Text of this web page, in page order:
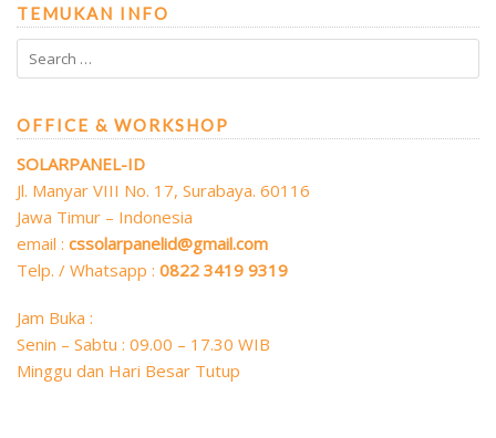
TEMUKAN INFO
OFFICE & WORKSHOP
SOLARPANEL-ID
Jl. Manyar VIII No. 17, Surabaya. 60116
Jawa Timur – Indonesia
email : cssolarpanelid@gmail.com
Telp. / Whatsapp : 0822 3419 9319
Jam Buka :
Senin – Sabtu : 09.00 – 17.30 WIB
Minggu dan Hari Besar Tutup